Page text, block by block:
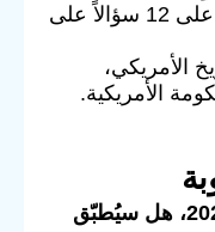
- شرط النجاح: الإجابة الصحيحة على 12 سؤالاً على
الأمريكي،
الأمريكية.
❓ إذا قدّمت طلبي قبل أكتوبر 2025، هل سيُطبّق